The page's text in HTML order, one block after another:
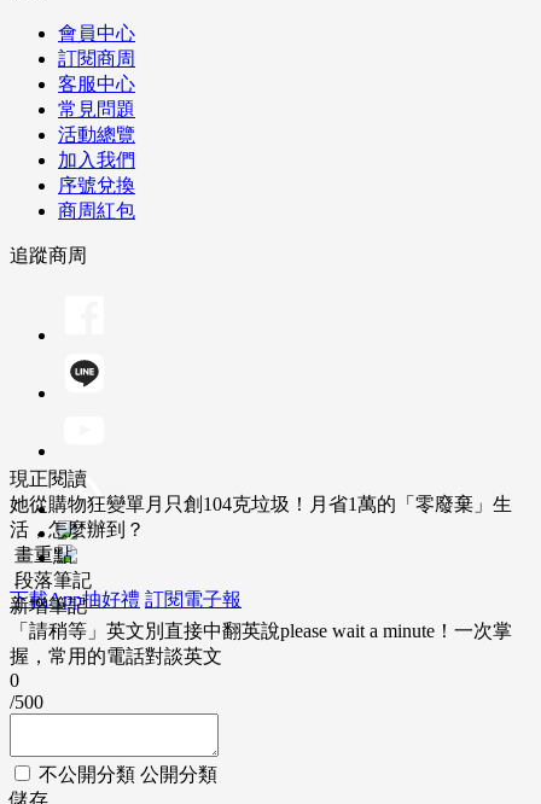
會員中心
訂閱商周
客服中心
常見問題
活動總覽
加入我們
序號兌換
商周紅包
追蹤商周
下載App抽好禮 訂閱電子報
現正閱讀
她從購物狂變單月只創104克垃圾！月省1萬的「零廢棄」生
活，怎麼辦到？
畫重點
段落筆記
新增筆記
「請稍等」英文別直接中翻英說please wait a minute！一次掌
握，常用的電話對談英文
0
/500
不公開分類 公開分類
儲存